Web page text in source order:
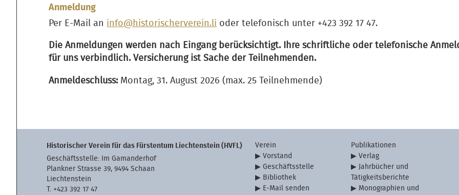
Anmeldung
Per E-Mail an info@historischerverein.li oder telefonisch unter +423 392 17 47.
Die Anmeldungen werden nach Eingang berücksichtigt. Ihre schriftliche oder telefonische
für uns verbindlich. Versicherung ist Sache der Teilnehmenden.
Anmeldeschluss: Montag, 31. August 2026 (max. 25 Teilnehmende)
Historischer Verein für das Fürstentum Liechtenstein (HVFL)
Geschäftsstelle: Im Gamanderhof
Plankner Strasse 39, 9494 Schaan
Liechtenstein
T. +423 392 17 47
Verein
Vorstand
Geschäftsstelle
Bibliothek
E-Mail senden
Publikationen
Verlag
Jahrbücher und
Tätigkeitsberichte
Monographien und